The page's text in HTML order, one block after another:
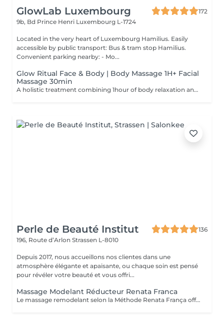
GlowLab Luxembourg
172
9b, Bd Prince Henri Luxembourg L-1724
Located in the very heart of Luxembourg Hamilius. Easily
accessible by public transport: Bus & tram stop Hamilius.
Convenient parking nearby: - Mo...
Glow Ritual Face & Body | Body Massage 1H+ Facial
Massage 30min
A holistic treatment combining 1hour of body relaxation and 30min of facial massage for complete rejuvenation. Why clients choose it: - Full relaxation - Skin + body experience - Signature SPA feeling
Perle de Beauté Institut
136
196, Route d’Arlon Strassen L-8010
Depuis 2017, nous accueillons nos clientes dans une
atmosphère élégante et apaisante, ou chaque soin est pensé
pour révéler votre beauté et vous offri...
Massage Modelant Réducteur Renata Franca
Le massage remodelant selon la Méthode Renata França offre des résultats surprenants, car il a été conçu pour remodeler les adipocytes, c'est-à-dire déplacer la graisse vers les zones appropriées et ainsi mieux dessiner les contours du corps. Le pétrissage et les glissements ne sont que quelques-unes des manuvres qui promettent de redessiner la silhouette et d'offrir des courbes plus harmonieuses.